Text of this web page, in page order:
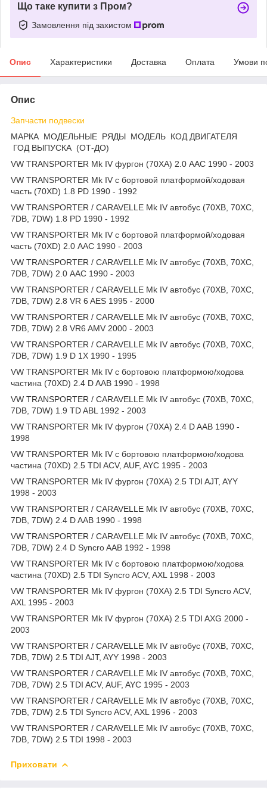
Що таке купити з Пром?
Замовлення під захистом
Опис Характеристики Доставка Оплата Умови
Опис
Запчасти подвески
МАРКА МОДЕЛЬНЫЕ РЯДЫ МОДЕЛЬ КОД ДВИГАТЕЛЯ
ГОД ВЫПУСКА (ОТ-ДО)
VW TRANSPORTER Mk IV фургон (70XA) 2.0 AAC 1990 - 2003
VW TRANSPORTER Mk IV c бортовой платформой/ходовая
часть (70XD) 1.8 PD 1990 - 1992
VW TRANSPORTER / CARAVELLE Mk IV автобус (70XB, 70XC,
7DB, 7DW) 1.8 PD 1990 - 1992
VW TRANSPORTER Mk IV c бортовой платформой/ходовая
часть (70XD) 2.0 AAC 1990 - 2003
VW TRANSPORTER / CARAVELLE Mk IV автобус (70XB, 70XC,
7DB, 7DW) 2.0 AAC 1990 - 2003
VW TRANSPORTER / CARAVELLE Mk IV автобус (70XB, 70XC,
7DB, 7DW) 2.8 VR 6 AES 1995 - 2000
VW TRANSPORTER / CARAVELLE Mk IV автобус (70XB, 70XC,
7DB, 7DW) 2.8 VR6 AMV 2000 - 2003
VW TRANSPORTER / CARAVELLE Mk IV автобус (70XB, 70XC,
7DB, 7DW) 1.9 D 1X 1990 - 1995
VW TRANSPORTER Mk IV c бортовою платформою/ходова
частина (70XD) 2.4 D AAB 1990 - 1998
VW TRANSPORTER / CARAVELLE Mk IV автобус (70XB, 70XC,
7DB, 7DW) 1.9 TD ABL 1992 - 2003
VW TRANSPORTER Mk IV фургон (70XA) 2.4 D AAB 1990 -
1998
VW TRANSPORTER Mk IV c бортовою платформою/ходова
частина (70XD) 2.5 TDI ACV, AUF, AYC 1995 - 2003
VW TRANSPORTER Mk IV фургон (70XA) 2.5 TDI AJT, AYY
1998 - 2003
VW TRANSPORTER / CARAVELLE Mk IV автобус (70XB, 70XC,
7DB, 7DW) 2.4 D AAB 1990 - 1998
VW TRANSPORTER / CARAVELLE Mk IV автобус (70XB, 70XC,
7DB, 7DW) 2.4 D Syncro AAB 1992 - 1998
VW TRANSPORTER Mk IV c бортовою платформою/ходова
частина (70XD) 2.5 TDI Syncro ACV, AXL 1998 - 2003
VW TRANSPORTER Mk IV фургон (70XA) 2.5 TDI Syncro ACV,
AXL 1995 - 2003
VW TRANSPORTER Mk IV фургон (70XA) 2.5 TDI AXG 2000 -
2003
VW TRANSPORTER / CARAVELLE Mk IV автобус (70XB, 70XC,
7DB, 7DW) 2.5 TDI AJT, AYY 1998 - 2003
VW TRANSPORTER / CARAVELLE Mk IV автобус (70XB, 70XC,
7DB, 7DW) 2.5 TDI ACV, AUF, AYC 1995 - 2003
VW TRANSPORTER / CARAVELLE Mk IV автобус (70XB, 70XC,
7DB, 7DW) 2.5 TDI Syncro ACV, AXL 1996 - 2003
VW TRANSPORTER / CARAVELLE Mk IV автобус (70XB, 70XC,
7DB, 7DW) 2.5 TDI 1998 - 2003
Приховати